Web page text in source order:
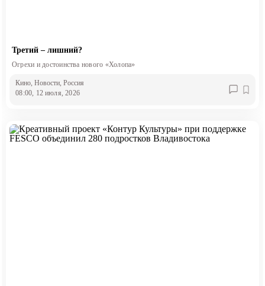
Третий – лишний?
Огрехи и достоинства нового «Холопа»
Кино, Новости, Россия
08:00, 12 июля, 2026